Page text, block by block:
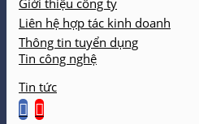
Giới thiệu công ty
Liên hệ hợp tác kinh doanh
Thông tin tuyển dụng
Tin công nghệ
Tin tức